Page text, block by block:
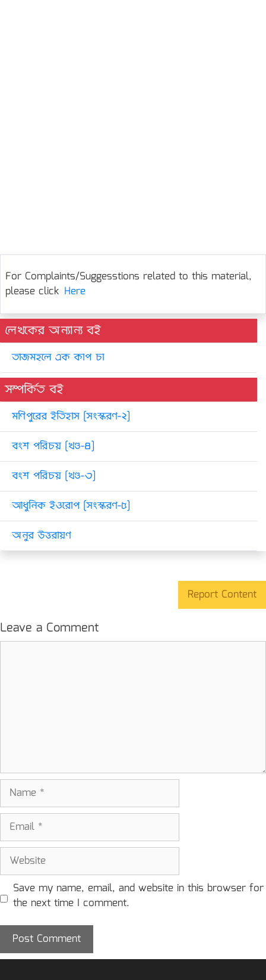
For Complaints/Suggesstions related to this material,
please click Here
লেখকের অন্যান্য বই
তাজমহলে এক কাপ চা
সম্পর্কিত বই
মণিপুরের ইতিহাস [সংস্করণ-২]
বংশ পরিচয় [খণ্ড-৪]
বংশ পরিচয় [খণ্ড-৩]
আধুনিক ইওরোপ [সংস্করণ-৫]
অনুর উত্তরায়ণ
Report Content
Leave a Comment
Name
Email
Website
Save my name, email, and website in this browser for
the next time I comment.